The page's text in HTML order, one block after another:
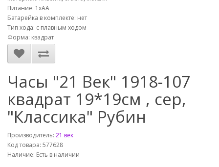
Питание: 1хАА
Батарейка в комплекте: нет
Тип хода: с плавным ходом
Форма: квадрат
Часы "21 Век" 1918-107
квадрат 19*19см , сер,
"Классика" Рубин
Производитель: 21 век
Код товара: 577628
Наличие: Есть в наличии